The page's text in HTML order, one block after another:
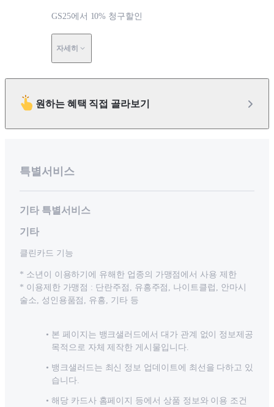
GS25에서 10% 청구할인
자세히
원하는 혜택 직접 골라보기
특별서비스
기타 특별서비스
기타
클린카드 기능
* 소년이 이용하기에 유해한 업종의 가맹점에서 사용 제한
* 이용제한 가맹점 : 단란주점, 유흥주점, 나이트클럽, 안마시
술소, 성인용품점, 유흥, 기타 등
본 페이지는 뱅크샐러드에서 대가 관계 없이 정보제공
목적으로 자체 제작한 게시물입니다.
뱅크샐러드는 최신 정보 업데이트에 최선을 다하고 있
습니다.
해당 카드사 홈페이지 등에서 상품 정보와 이용 조건